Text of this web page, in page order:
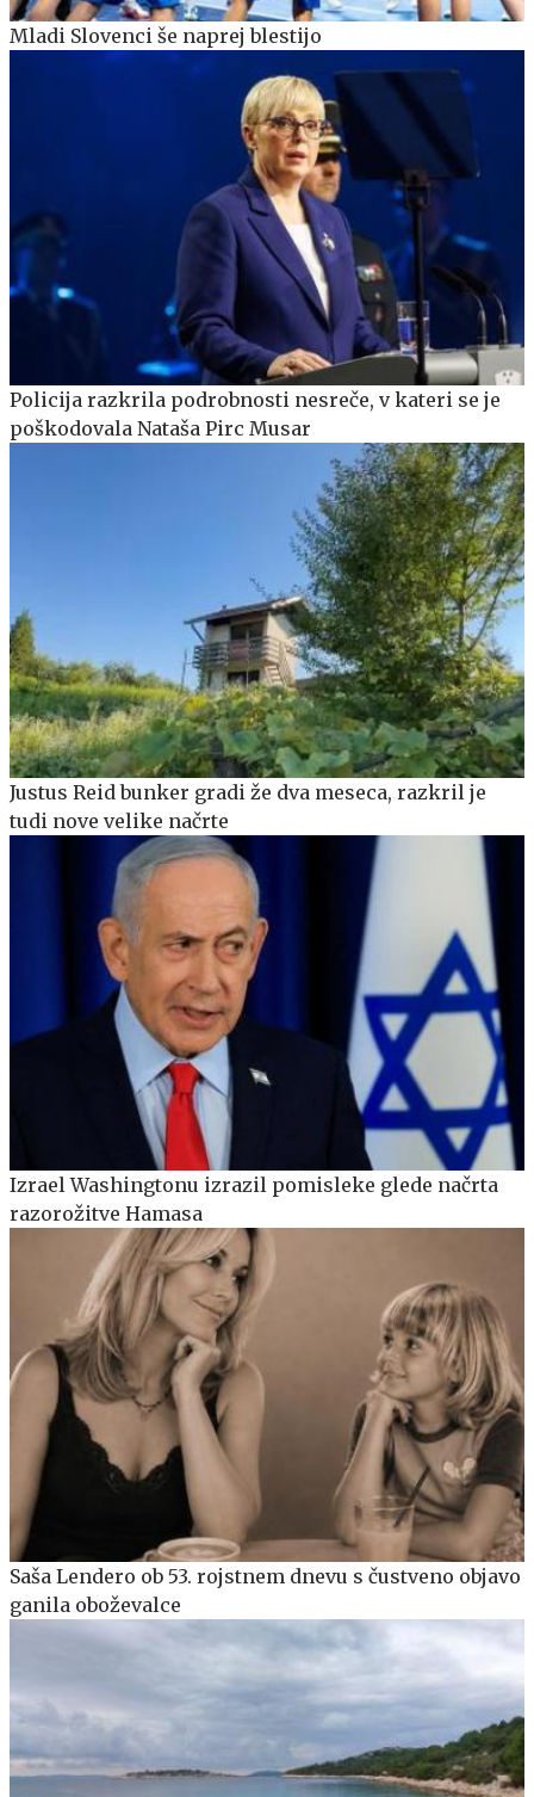
Mladi Slovenci še naprej blestijo
Policija razkrila podrobnosti nesreče, v kateri se je
poškodovala Nataša Pirc Musar
Justus Reid bunker gradi že dva meseca, razkril je
tudi nove velike načrte
Izrael Washingtonu izrazil pomisleke glede načrta
razorožitve Hamasa
Saša Lendero ob 53. rojstnem dnevu s čustveno objavo
ganila oboževalce